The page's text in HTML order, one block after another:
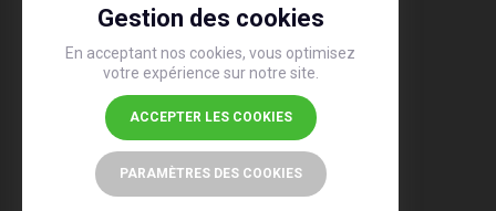
Gestion des cookies
En acceptant nos cookies, vous optimisez
votre expérience sur notre site.
ACCEPTER LES COOKIES
PARAMÈTRES DES COOKIES
4,4